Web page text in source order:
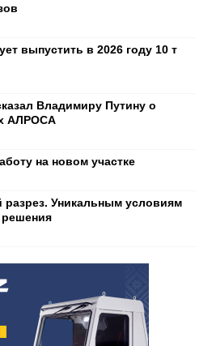
выпустить в 2026 году 10 т
Владимиру Путину о
АЛРОСА
на новом участке
Уникальным условиям